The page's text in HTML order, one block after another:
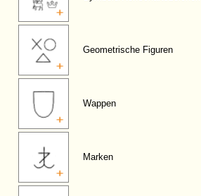
Geometrische Figuren
Wappen
Marken